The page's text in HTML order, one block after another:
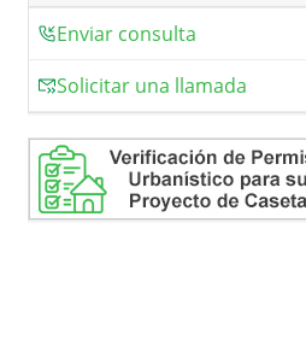
Enviar consulta
Solicitar una llamada